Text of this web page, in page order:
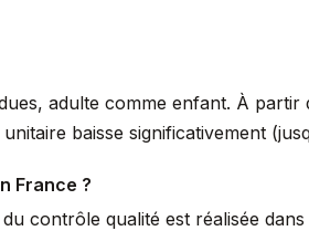
adulte comme enfant. À partir
baisse significativement
France ?
contrôle qualité est réalisée